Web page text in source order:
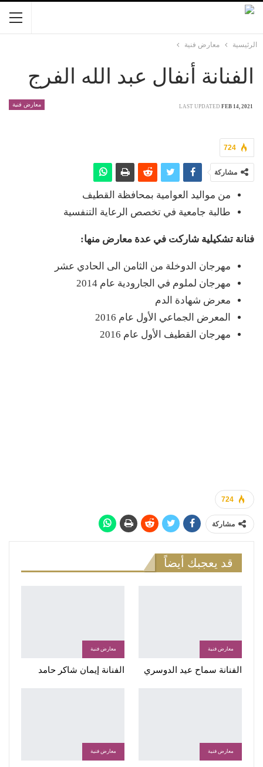
الرئيسية معارض فنية
الفنانة أنفال عبد الله الفرج
معارض فنية LAST UPDATED FEB 14, 2021
724
مشاركة
من مواليد العوامية بمحافظة القطيف
طالبة جامعية في تخصص الرعاية التنفسية
فنانة تشكيلية شاركت في عدة معارض منها:
مهرجان الدوخلة من الثامن الى الحادي عشر
مهرجان لملوم في الجارودية عام 2014
معرض شهادة الدم
المعرض الجماعي الأول عام 2016
مهرجان القطيف الأول عام 2016
724
مشاركة
قد يعجبك أيضاً
معارض فنية
الفنانة سماح عيد الدوسري
معارض فنية
الفنانة إيمان شاكر حامد
معارض فنية معارض فنية